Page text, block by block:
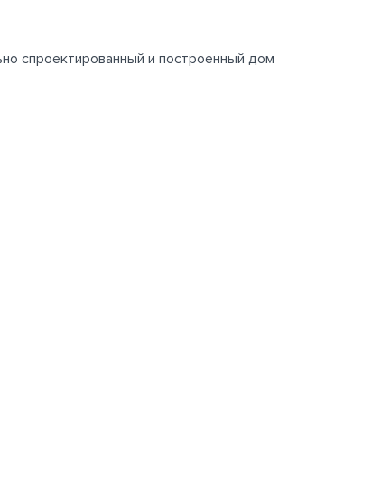
спроектированный и построенный дом